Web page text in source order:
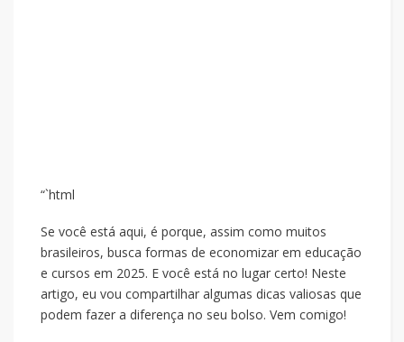
“`html
Se você está aqui, é porque, assim como muitos
brasileiros, busca formas de economizar em educação
e cursos em 2025. E você está no lugar certo! Neste
artigo, eu vou compartilhar algumas dicas valiosas que
podem fazer a diferença no seu bolso. Vem comigo!